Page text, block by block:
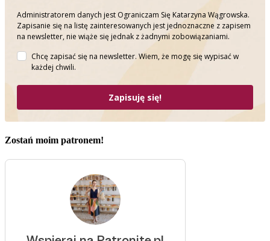
Administratorem danych jest Ograniczam Się Katarzyna Wągrowska.
Zapisanie się na listę zainteresowanych jest jednoznaczne z zapisem
na newsletter, nie wiąże się jednak z żadnymi zobowiązaniami.
Chcę zapisać się na newsletter. Wiem, że mogę się wypisać w
każdej chwili.
Zapisuję się!
Zostań moim patronem!